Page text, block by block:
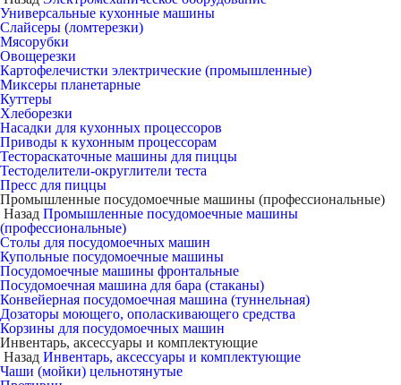
Универсальные кухонные машины
Слайсеры (ломтерезки)
Мясорубки
Овощерезки
Картофелечистки электрические (промышленные)
Миксеры планетарные
Куттеры
Хлеборезки
Насадки для кухонных процессоров
Приводы к кухонным процессорам
Тестораскаточные машины для пиццы
Тестоделители-округлители теста
Пресс для пиццы
Промышленные посудомоечные машины (профессиональные)
Назад Промышленные посудомоечные машины
(профессиональные)
Столы для посудомоечных машин
Купольные посудомоечные машины
Посудомоечные машины фронтальные
Посудомоечная машина для бара (стаканы)
Конвейерная посудомоечная машина (туннельная)
Дозаторы моющего, ополаскивающего средства
Корзины для посудомоечных машин
Инвентарь, аксессуары и комплектующие
Назад Инвентарь, аксессуары и комплектующие
Чаши (мойки) цельнотянутые